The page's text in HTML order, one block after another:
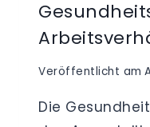
Veröffentlicht am
Die